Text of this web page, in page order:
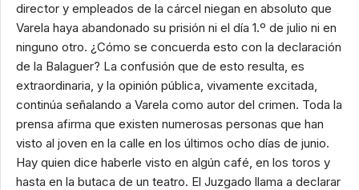
director y empleados de la cárcel niegan en absoluto que
Varela haya abandonado su prisión ni el día 1.º de julio ni en
ninguno otro. ¿Cómo se concuerda esto con la declaración
de la Balaguer? La confusión que de esto resulta, es
extraordinaria, y la opinión pública, vivamente excitada,
continúa señalando a Varela como autor del crimen. Toda la
prensa afirma que existen numerosas personas que han
visto al joven en la calle en los últimos ocho días de junio.
Hay quien dice haberle visto en algún café, en los toros y
hasta en la butaca de un teatro. El Juzgado llama a declarar